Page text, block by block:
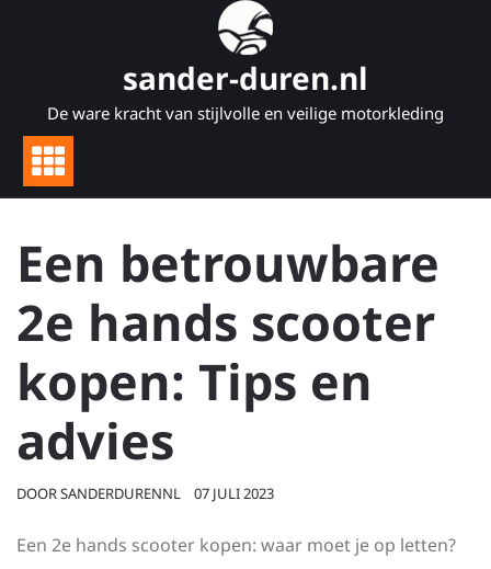
sander-duren.nl
De ware kracht van stijlvolle en veilige motorkleding
Een betrouwbare
2e hands scooter
kopen: Tips en
advies
DOORSANDERDURENNL 07 JULI 2023
Een 2e hands scooter kopen: waar moet je op letten?